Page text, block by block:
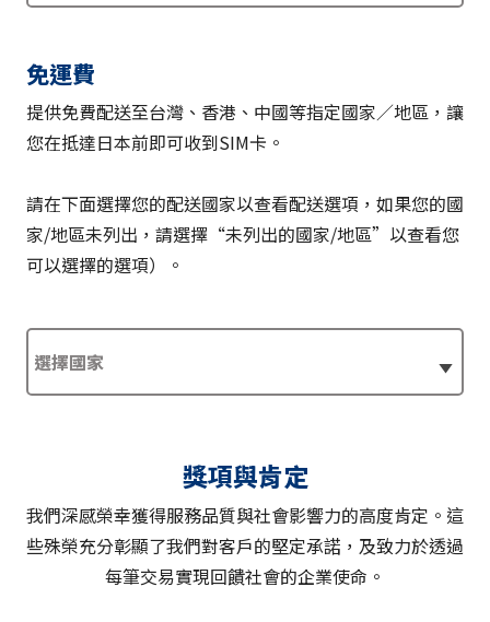
免運費
提供免費配送至台灣、香港、中國等指定國家／地區，讓
您在抵達日本前即可收到SIM卡。
請在下面選擇您的配送國家以查看配送選項，如果您的國
家/地區未列出，請選擇“未列出的國家/地區”以查看您
可以選擇的選項）。
獎項與肯定
我們深感榮幸獲得服務品質與社會影響力的高度肯定。這
些殊榮充分彰顯了我們對客戶的堅定承諾，及致力於透過
每筆交易實現回饋社會的企業使命。